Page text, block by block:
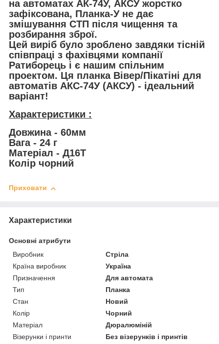
на автоматах АК-74У, АКСУ жорстко
зафіксована, Планка-У не дає
змішування СТП після чищення та
розбирання зброї.
Цей виріб було зроблено завдяки тісній
співпраці з фахівцями компанії
Ратиборець і є нашим спільним
проектом. Ця планка Вівер/Пікатіні для
автоматів АКС-74У (АКСУ) - ідеальний
варіант!
Характеристики :
Довжина - 60мм
Вага - 24 г
Матеріал - Д16Т
Колір чорний
Приховати
Характеристики
Основні атрибути
Виробник
Стріла
Країна виробник
Україна
Призначення
Для автомата
Тип
Планка
Стан
Новий
Колір
Чорний
Матеріал
Дюралюміній
Візерунки і принти
Без візерунків і принтів